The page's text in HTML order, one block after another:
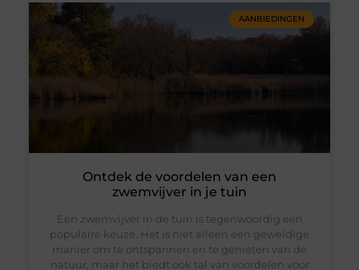
AANBIEDINGEN
Ontdek de voordelen van een
zwemvijver in je tuin
Een zwemvijver in de tuin is tegenwoordig een
populaire keuze. Het is niet alleen een geweldige
manier om te ontspannen en te genieten van de
natuur, maar het biedt ook tal van voordelen voor